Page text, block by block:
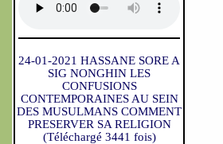
24-01-2021 HASSANE SORE A
SIG NONGHIN LES
CONFUSIONS
CONTEMPORAINES AU SEIN
DES MUSULMANS COMMENT
PRESERVER SA RELIGION
(Téléchargé 3441 fois)